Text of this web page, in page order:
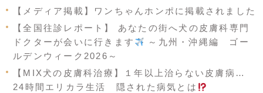
【メディア掲載】ワンちゃんホンポに掲載されました
【全国往診レポート】 あなたの街へ犬の皮膚科専門
ドクターが会いに行きます
～九州・沖縄編 ゴー
ルデンウィーク2026～
【MIX犬の皮膚科治療】１年以上治らない皮膚病…
24時間エリカラ生活 隠された病気とは